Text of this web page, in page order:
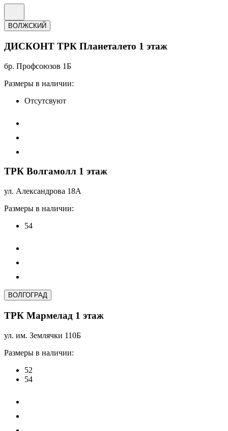
ВОЛЖСКИЙ
ДИСКОНТ ТРК Планеталето 1 этаж
бр. Профсоюзов 1Б
Размеры в наличии:
Отсутсвуют
ТРК Волгамолл 1 этаж
ул. Александрова 18А
Размеры в наличии:
54
ВОЛГОГРАД
ТРК Мармелад 1 этаж
ул. им. Землячки 110Б
Размеры в наличии:
52
54